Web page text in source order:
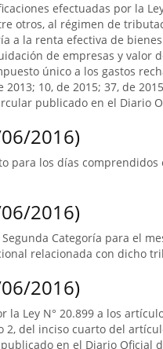
efectuadas por la
otros, al régimen de
a la renta efectiva de
de empresas y valor
único a los gastos
2013; 10, de 2015; 37, de
publicado en el Diario
2016)
para los días
2016)
Categoría para el
relacionada con dicho
2016)
la Ley N° 20.899 a los
del inciso cuarto del
en el Diario Oficial